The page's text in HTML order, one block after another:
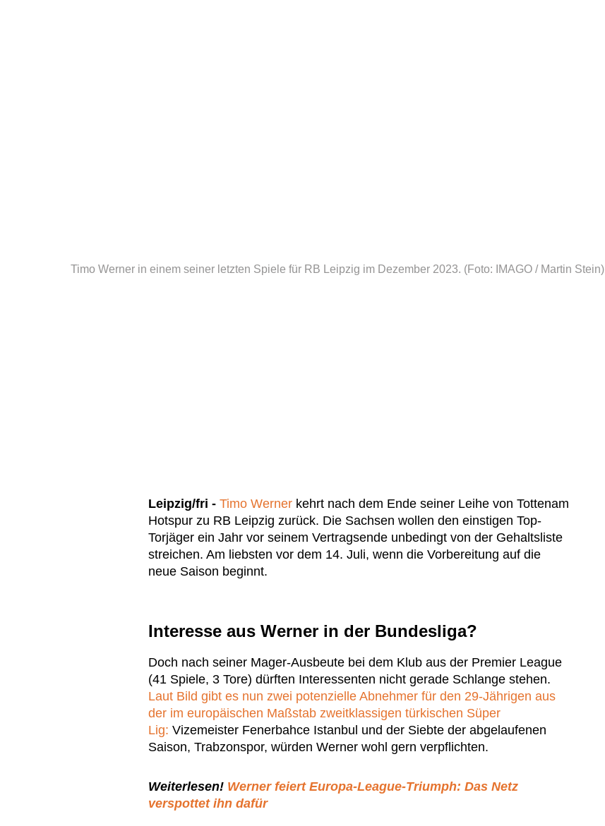
Timo Werner in einem seiner letzten Spiele für RB Leipzig im Dezember 2023. (Foto: IMAGO / Martin Stein)
Leipzig/fri - Timo Werner kehrt nach dem Ende seiner Leihe von Tottenam
Hotspur zu RB Leipzig zurück. Die Sachsen wollen den einstigen Top-
Torjäger ein Jahr vor seinem Vertragsende unbedingt von der Gehaltsliste
streichen. Am liebsten vor dem 14. Juli, wenn die Vorbereitung auf die
neue Saison beginnt.
Interesse aus Werner in der Bundesliga?
Doch nach seiner Mager-Ausbeute bei dem Klub aus der Premier League
(41 Spiele, 3 Tore) dürften Interessenten nicht gerade Schlange stehen.
Laut Bild gibt es nun zwei potenzielle Abnehmer für den 29-Jährigen aus
der im europäischen Maßstab zweitklassigen türkischen Süper
Lig: Vizemeister Fenerbahce Istanbul und der Siebte der abgelaufenen
Saison, Trabzonspor, würden Werner wohl gern verpflichten.
Weiterlesen! Werner feiert Europa-League-Triumph: Das Netz
verspottet ihn dafür